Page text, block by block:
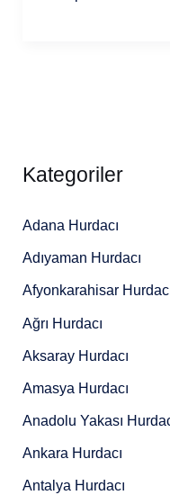
Kategoriler
Adana Hurdacı
Adıyaman Hurdacı
Afyonkarahisar
Ağrı Hurdacı
Aksaray Hurdacı
Amasya Hurdacı
Anadolu Yakası
Ankara Hurdacı
Antalya Hurdacı